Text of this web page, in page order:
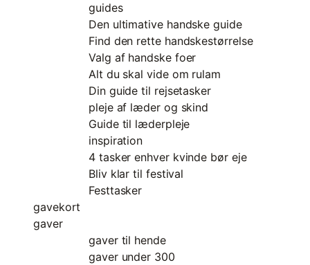
guides
Den ultimative handske guide
Find den rette handskestørrelse
Valg af handske foer
Alt du skal vide om rulam
Din guide til rejsetasker
pleje af læder og skind
Guide til læderpleje
inspiration
4 tasker enhver kvinde bør eje
Bliv klar til festival
Festtasker
gavekort
gaver
gaver til hende
gaver under 300